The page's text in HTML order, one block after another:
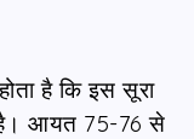
है कि इस सूरा
आयत 75-76 से